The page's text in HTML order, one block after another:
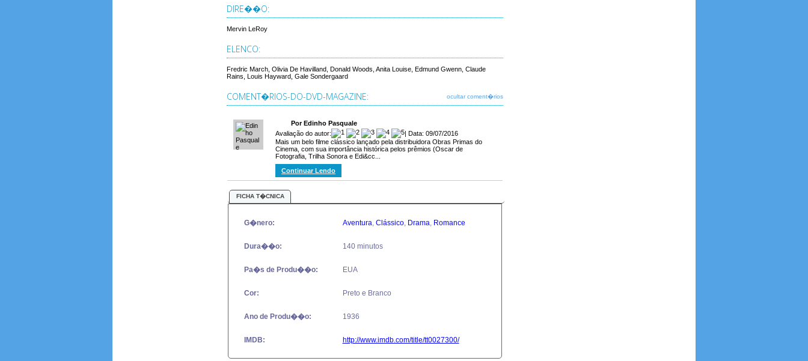
DIRE��O:
Mervin LeRoy
ELENCO:
Fredric March, Olivia De Havilland, Donald Woods, Anita Louise, Edmund Gwenn, Claude
Rains, Louis Hayward, Gale Sondergaard
COMENT�RIOS-DO-DVD-MAGAZINE: ocultar coment�rios
Por Edinho Pasquale
Avaliação do autor:
| Data: 09/07/2016
Mais um belo filme clássico lançado pela distribuidora Obras Primas do
Cinema, com sua importância histórica pelos prêmios (Oscar de
Fotografia, Trilha Sonora e Edi&cc...
Continuar Lendo
FICHA T�CNICA
G�nero: Aventura, Clássico, Drama, Romance
Dura��o: 140 minutos
Pa�s de Produ��o: EUA
Cor: Preto e Branco
Ano de Produ��o: 1936
IMDB: http://www.imdb.com/title/tt0027300/